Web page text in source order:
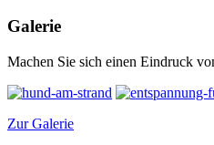
Galerie
Machen Sie sich einen Eindruck
Zur Galerie